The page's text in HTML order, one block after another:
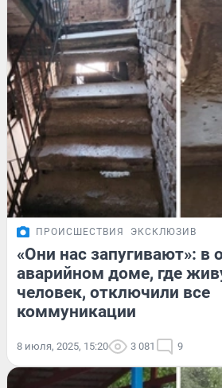
ПРОИСШЕСТВИЯ ЭКСКЛЮЗИВ
«Они нас запугивают»: в
аварийном доме, где
человек, отключили все
коммуникации
8 июля, 2025, 15:20 3 081 9